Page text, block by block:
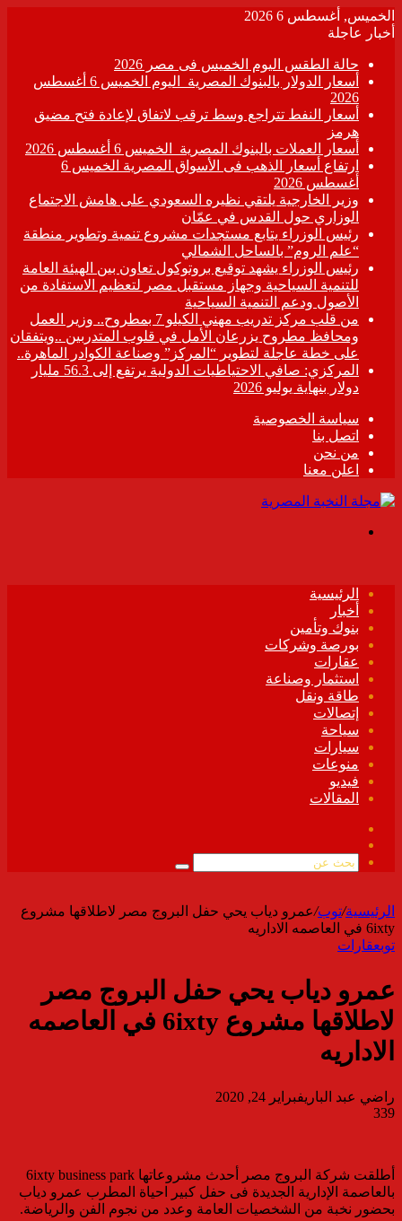
الخميس, أغسطس 6 2026
أخبار عاجلة
حالة الطقس اليوم الخميس فى مصر 2026
أسعار الدولار بالبنوك المصرية اليوم الخميس 6 أغسطس
2026
أسعار النفط تتراجع وسط ترقب لاتفاق لإعادة فتح مضيق
هرمز
أسعار العملات بالبنوك المصرية الخميس 6 أغسطس 2026
ارتفاع أسعار الذهب فى الأسواق المصرية الخميس 6
أغسطس 2026
وزير الخارجية يلتقي نظيره السعودي على هامش الاجتماع
الوزاري حول القدس في عمّان
رئيس الوزراء يتابع مستجدات مشروع تنمية وتطوير منطقة
“علم الروم” بالساحل الشمالي
رئيس الوزراء يشهد توقيع بروتوكول تعاون بين الهيئة العامة
للتنمية السياحية وجهاز مستقبل مصر لتعظيم الاستفادة من
الأصول ودعم التنمية السياحية
من قلب مركز تدريب مهني الكيلو 7 بمطروح.. وزير العمل
ومحافظ مطروح يزرعان الأمل في قلوب المتدربين ..ويتفقان
على خطة عاجلة لتطوير “المركز” وصناعة الكوادر الماهرة..
المركزي: صافي الاحتياطيات الدولية يرتفع إلى 56.3 مليار
دولار بنهاية يوليو 2026
سياسة الخصوصية
اتصل بنا
من نحن
اعلن معنا
الرئيسية
أخبار
بنوك وتأمين
بورصة وشركات
عقارات
استثمار وصناعة
طاقة ونقل
إتصالات
سياحة
سيارات
منوعات
فيديو
المقالات
الموقع
بحث
الرئيسية/توب/عمرو دياب يحي حفل البروج مصر لاطلاقها مشروع
6ixty في العاصمه الاداريه
توبعقارات
عمرو دياب يحي حفل البروج مصر
لاطلاقها مشروع 6ixty في العاصمه
الاداريه
راضي عبد الباريفبراير 24, 2020
339
أطلقت شركة البروج مصر أحدث مشروعاتها 6ixty business park
بالعاصمة الإدارية الجديدة فى حفل كبير احياة المطرب عمرو دياب
بحضور نخبة من الشخصيات العامة وعدد من نجوم الفن والرياضة.